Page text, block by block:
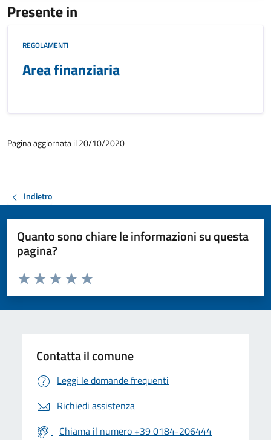
Presente in
REGOLAMENTI
Area finanziaria
Pagina aggiornata il 20/10/2020
Indietro
Quanto sono chiare le informazioni su questa
pagina?
Valuta da 1 a 5 stelle la pagina
Valuta 5 stelle su 5
Valuta 4 stelle su 5
Valuta 3 stelle su 5
Valuta 2 stelle su 5
Valuta 1 stelle su 5
Contatta il comune
Leggi le domande frequenti
Richiedi assistenza
Chiama il numero +39 0184-206444